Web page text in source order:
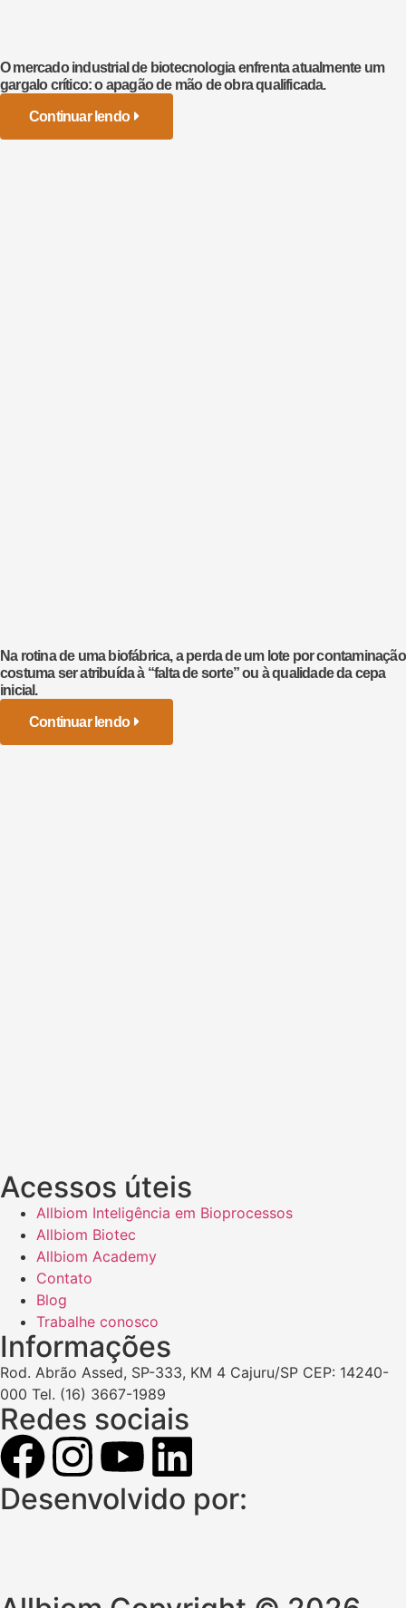
O mercado industrial de biotecnologia enfrenta atualmente um
gargalo crítico: o apagão de mão de obra qualificada.
Continuar lendo
Na rotina de uma biofábrica, a perda de um lote por contaminação
costuma ser atribuída à “falta de sorte” ou à qualidade da cepa
inicial.
Continuar lendo
Acessos úteis
Allbiom Inteligência em Bioprocessos
Allbiom Biotec
Allbiom Academy
Contato
Blog
Trabalhe conosco
Informações
Rod. Abrão Assed, SP-333, KM 4 Cajuru/SP CEP: 14240-
000 Tel. (16) 3667-1989
Redes sociais
Desenvolvido por: